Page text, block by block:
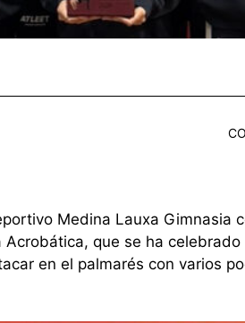
Medina Lauxa Gimnasia
que se ha
en el palmarés con varios